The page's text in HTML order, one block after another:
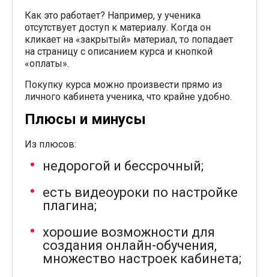
Как это работает? Например, у ученика
отсутствует доступ к материалу. Когда он
кликает на «закрытый» материал, то попадает
на страницу с описанием курса и кнопкой
«оплаты».
Покупку курса можно произвести прямо из
личного кабинета ученика, что крайне удобно.
Плюсы и минусы
Из плюсов:
недорогой и бессрочный;
есть видеоуроки по настройке
плагина;
хорошие возможности для
создания онлайн-обучения,
множество настроек кабинета;